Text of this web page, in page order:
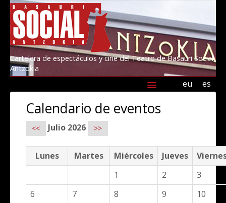
Cartelera de espectáculos y cine del Teatro de Basauri Social
Antzokia
es
eu
Agenda
Programación
Información
Amigos/as del Social 2026
Calendario de eventos
<< Julio 2026 >>
Lunes Martes Miércoles Jueves
1
2
3
6
7 8 9
10